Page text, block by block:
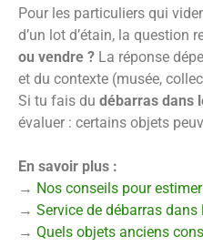
Pour les particuliers qui
d’un lot d’étain, la question
ou vendre ? La réponse
et du contexte (musée,
Si tu fais du débarras dans
évaluer : certains objets
En savoir plus :
→ Nos conseils pour
→ Service de débarras dans
→ Quels objets anciens